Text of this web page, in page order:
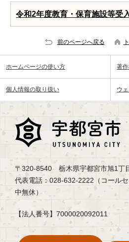
令和2年度教育・保育施設等受
前のページへ戻る
ホームページの使い方 著
個人情報の取り扱い ウ
〒320-8540 栃木県宇都宮市旭1丁
代表電話：028-632-2222（コール
中無休）
【法人番号】7000020092011